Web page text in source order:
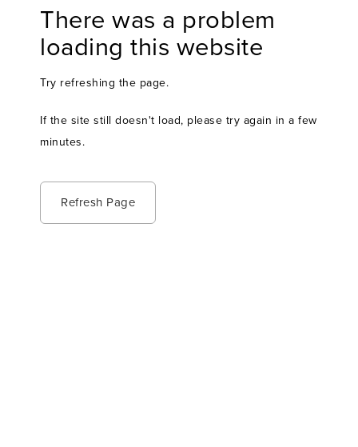
There was a problem
loading this website
Try refreshing the page.
If the site still doesn't load, please try again in a few
minutes.
Refresh Page